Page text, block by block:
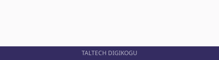
TALTECH DIGIKOGU